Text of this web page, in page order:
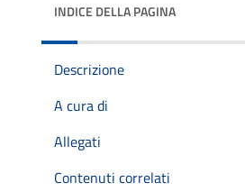
INDICE DELLA PAGINA
Descrizione
A cura di
Allegati
Contenuti correlati